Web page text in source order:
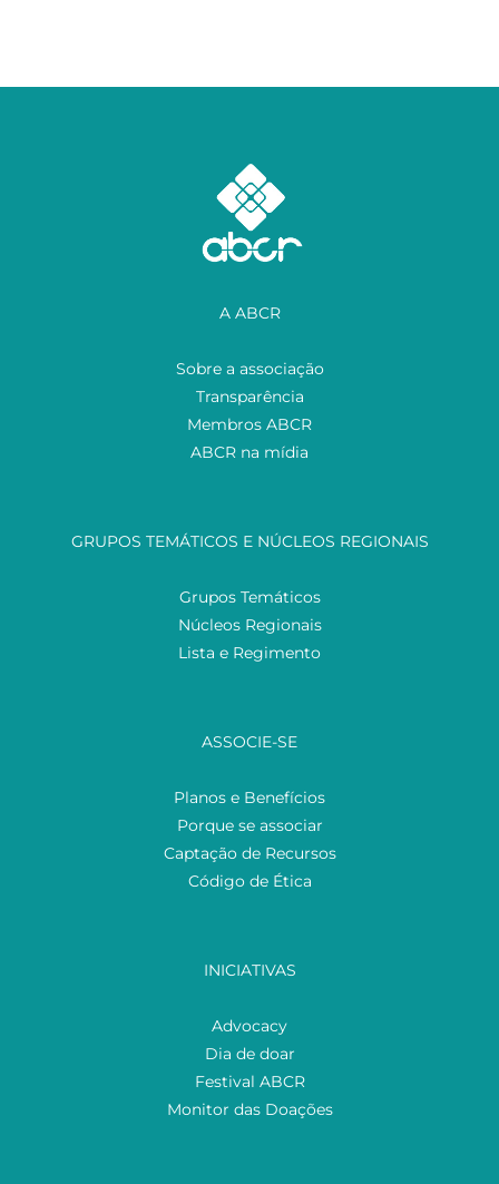
A ABCR
Sobre a associação
Transparência
Membros ABCR
ABCR na mídia
GRUPOS TEMÁTICOS E NÚCLEOS REGIONAIS
Grupos Temáticos
Núcleos Regionais
Lista e Regimento
ASSOCIE-SE
Planos e Benefícios
Porque se associar
Captação de Recursos
Código de Ética
INICIATIVAS
Advocacy
Dia de doar
Festival ABCR
Monitor das Doações